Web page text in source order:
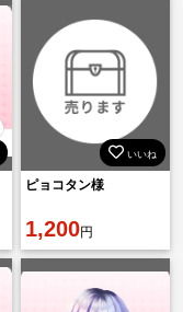
いいね
ピョコタン様
1,200円